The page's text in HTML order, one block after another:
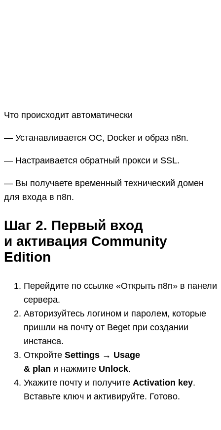
Что происходит автоматически
— Устанавливается ОС, Docker и образ n8n.
— Настраивается обратный прокси и SSL.
— Вы получаете временный технический домен
для входа в n8n.
Шаг 2. Первый вход
и активация Community
Edition
Перейдите по ссылке «Открыть n8n» в панели
сервера.
Авторизуйтесь логином и паролем, которые
пришли на почту от Beget при создании
инстанса.
Откройте Settings → Usage
& plan и нажмите Unlock.
Укажите почту и получите Activation key.
Вставьте ключ и активируйте. Готово.